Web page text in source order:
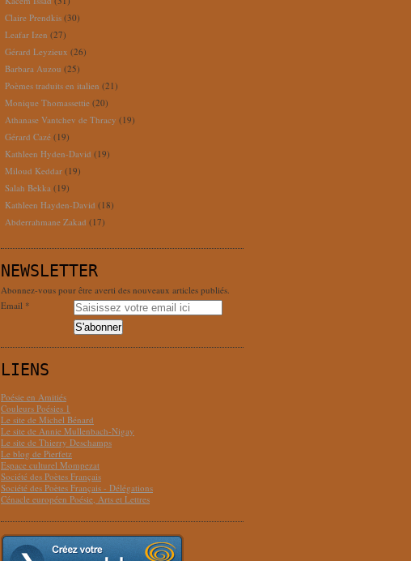
Claire Prendkis (30)
Leafar Izen (27)
Gérard Leyzieux (26)
Barbara Auzou (25)
Poèmes traduits en italien (21)
Monique Thomassettie (20)
Athanase Vantchev de Thracy (19)
Gérard Cazé (19)
Kathleen Hyden-David (19)
Miloud Keddar (19)
Salah Bekka (19)
Kathleen Hayden-David (18)
Abderrahmane Zakad (17)
NEWSLETTER
Abonnez-vous pour être averti des nouveaux articles publiés.
Email
LIENS
Poésie en Amitiés
Couleurs Poésies 1
Le site de Michel Bénard
Le site de Annie Mullenbach-Nigay
Le site de Thierry Deschamps
Le blog de Pierfetz
Espace culturel Mompezat
Société des Poètes Français
Société des Poètes Français - Délégations
Cénacle européen Poésie, Arts et Lettres